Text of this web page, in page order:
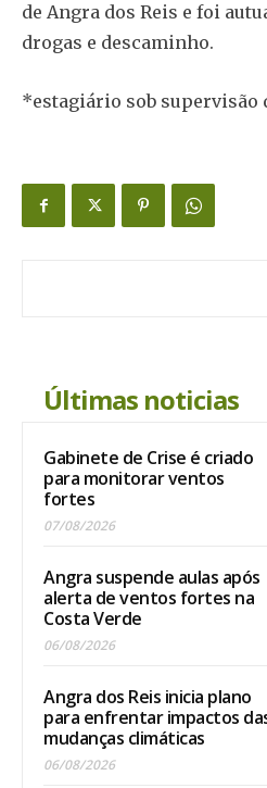
de Angra dos Reis e foi
drogas e descaminho.
*estagiário sob supervisão
Últimas noticias
Gabinete de Crise é criado
para monitorar ventos
fortes
07/08/2026
Angra suspende aulas após
alerta de ventos fortes na
Costa Verde
06/08/2026
Angra dos Reis inicia plano
para enfrentar impactos
mudanças climáticas
06/08/2026